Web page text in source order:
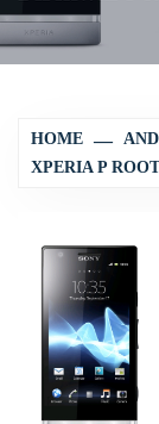
HOME
XPERIA P